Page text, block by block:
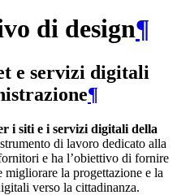
di design¶
e servizi digitali
¶
i siti e i servizi digitali della
di lavoro dedicato alla
e ha l’obiettivo di fornire
la progettazione e la
verso la cittadinanza.